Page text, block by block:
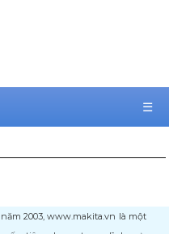
☰
2003, www.makita.vn là một